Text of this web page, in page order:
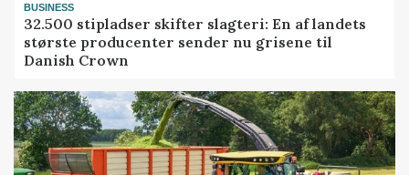
BUSINESS
32.500 stipladser skifter slagteri: En af landets
største producenter sender nu grisene til
Danish Crown